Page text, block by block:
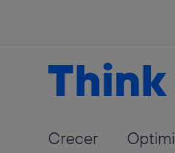
Crecer